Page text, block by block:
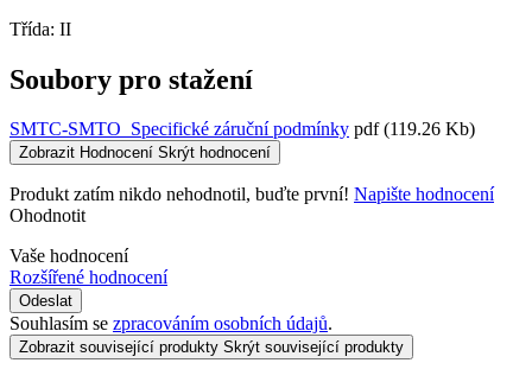
Třída: II
Soubory pro stažení
SMTC-SMTO_Specifické záruční podmínky pdf (119.26 Kb)
Zobrazit Hodnocení Skrýt hodnocení
Produkt zatím nikdo nehodnotil, buďte první! Napište hodnocení
Ohodnotit
Vaše hodnocení
Rozšířené hodnocení
Odeslat
Souhlasím se zpracováním osobních údajů.
Zobrazit související produkty Skrýt související produkty